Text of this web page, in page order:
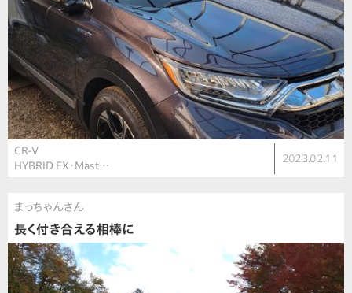
CR-V
HYBRID EX・Mast…
2023.02.11
まっちゃんさん
長く付き合える相棒に